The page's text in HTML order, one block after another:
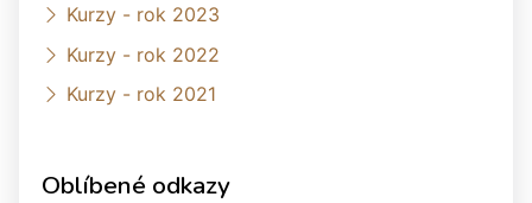
Kurzy - rok 2023
Kurzy - rok 2022
Kurzy - rok 2021
Oblíbené odkazy